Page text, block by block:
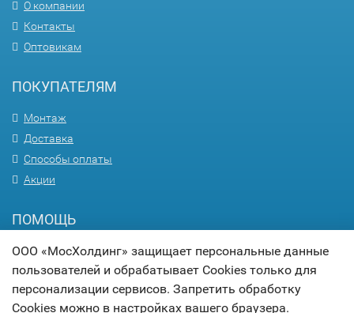
О компании
Контакты
Оптовикам
ПОКУПАТЕЛЯМ
Монтаж
Доставка
Способы оплаты
Акции
ПОМОЩЬ
Вопрос-ответ
Гарантия
Статьи
ООО «МосХолдинг» защищает персональные данные
пользователей и обрабатывает Cookies только для
персонализации сервисов. Запретить обработку
Cookies можно в настройках вашего браузера.